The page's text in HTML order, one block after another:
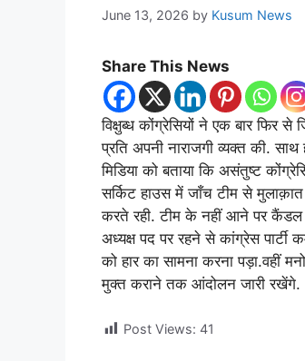
June 13, 2026 by Kusum News
Share This News
विक्षुब्ध कोंग्रेसियों ने एक बार फिर
प्रति अपनी नाराजगी व्यक्त की.
मिडिया को बताया कि असंतुष्ट
सर्किट हाउस में जाँच टीम से
करते रही. टीम के नहीं आने पर कैंडल
अध्यक्ष पद पर रहने से कांग्रेस
को हार का सामना करना पड़ा.वहीं
मुक्त कराने तक आंदोलन जारी रखेंगे.
Post Views: 41